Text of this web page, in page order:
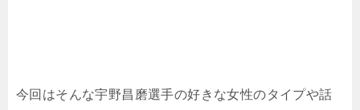
今回はそんな宇野昌磨選手の好きな女性のタイプや話